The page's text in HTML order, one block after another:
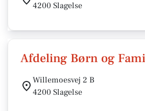
4200 Slagelse
Afdeling Børn og
Willemoesvej 2 B
4200 Slagelse